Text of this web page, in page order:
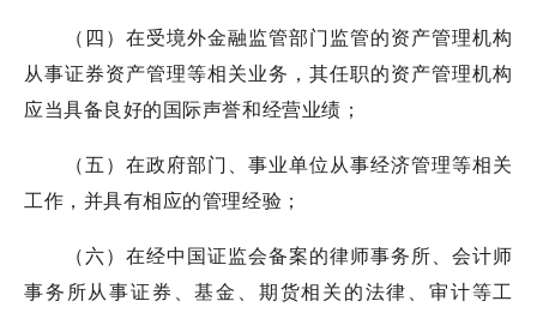
（四）在受境外金融监管部门监管的资产管理机构
从事证券资产管理等相关业务，其任职的资产管理机构
应当具备良好的国际声誉和经营业绩；
（五）在政府部门、事业单位从事经济管理等相关
工作，并具有相应的管理经验；
（六）在经中国证监会备案的律师事务所、会计师
事务所从事证券、基金、期货相关的法律、审计等工